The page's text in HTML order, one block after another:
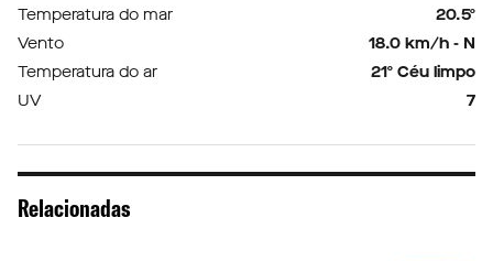
Temperatura do mar
20.5º
Vento
18.0 km/h - N
Temperatura do ar
21º Céu limpo
UV
7
Relacionadas